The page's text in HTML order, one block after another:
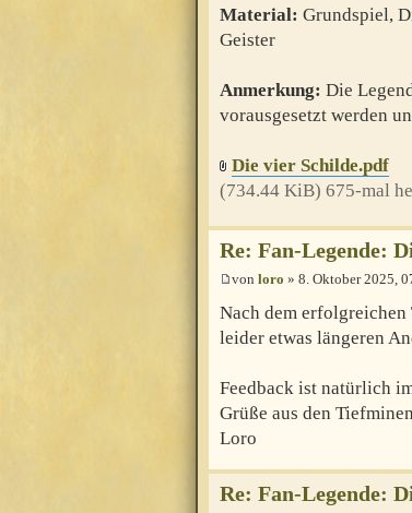
Material: Grundspiel,
Geister
Anmerkung: Die
vorausgesetzt werden
Die vier Schilde.pdf
(734.44 KiB) 675-mal
Re: Fan-Legende:
von loro » 8. Oktober 2025,
Nach dem erfolgreichen
leider etwas längeren
Feedback ist natürlich
Grüße aus den Tiefminen
Loro
Re: Fan-Legende: